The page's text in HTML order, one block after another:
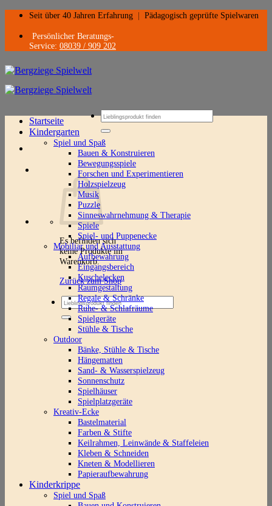
Zum
springen
Seit über 40 Jahren Erfahrung Pädagogisch geprüfte Spielwaren
Persönlicher Beratungs-
Service: 08039 / 909 202
Suchen
nach:
Es befinden sich
keine Produkte im
Warenkorb.
Zurück zum Shop
Suchen
nach:
Startseite
Kindergarten
Spiel und Spaß
Bauen & Konstruieren
Bewegungsspiele
Forschen und Experimentieren
Holzspielzeug
Musik
Puzzle
Sinneswahrnehmung & Therapie
Spiele
Spiel- und Puppenecke
Mobiliar und Ausstattung
Aufbewahrung
Eingangsbereich
Kuschelecken
Raumgestaltung
Regale & Schränke
Ruhe- & Schlafräume
Spielgeräte
Stühle & Tische
Outdoor
Bänke, Stühle & Tische
Hängematten
Sand- & Wasserspielzeug
Sonnenschutz
Spielhäuser
Spielplatzgeräte
Kreativ-Ecke
Bastelmaterial
Farben & Stifte
Keilrahmen, Leinwände & Staffeleien
Kleben & Schneiden
Kneten & Modellieren
Papieraufbewahrung
Kinderkrippe
Spiel und Spaß